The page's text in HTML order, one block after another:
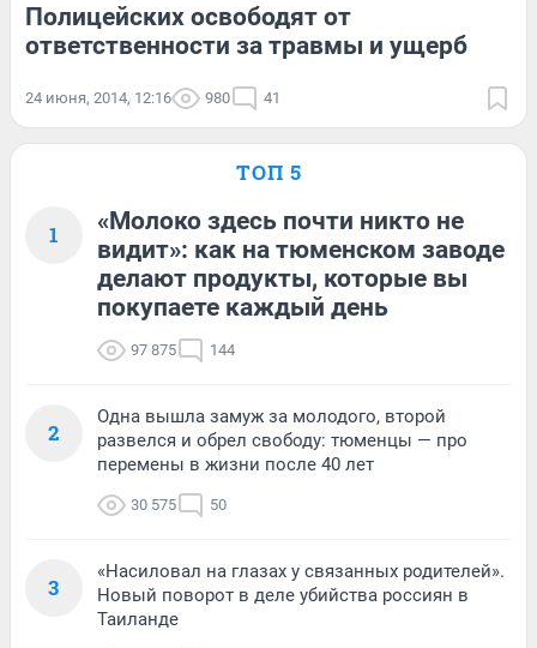
Полицейских освободят от
ответственности за травмы и ущерб
24 июня, 2014, 12:16 980 41
ТОП 5
1
«Молоко здесь почти никто не
видит»: как на тюменском заводе
делают продукты, которые вы
покупаете каждый день
97 875 144
2
Одна вышла замуж за молодого, второй
развелся и обрел свободу: тюменцы — про
перемены в жизни после 40 лет
30 575 50
3
«Насиловал на глазах у связанных родителей».
Новый поворот в деле убийства россиян в
Таиланде